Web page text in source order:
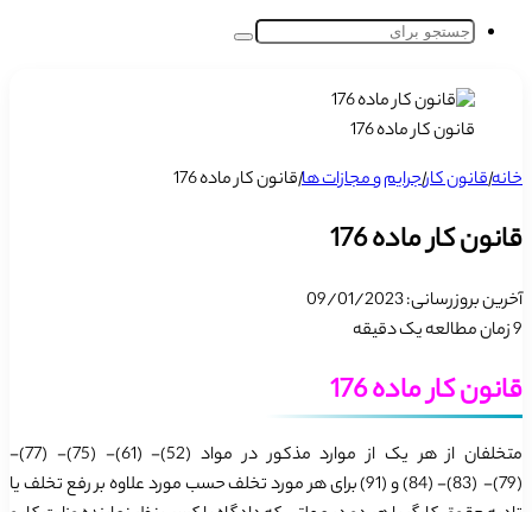
جستجو
قانون کار ماده 176
خانه|قانون کار|جرایم و مجازات ها|قانون کار ماده 176
قانون کار ماده 176
آخرین بروزرسانی: 09/01/2023
9زمان مطالعه یک دقیقه
قانون کار ماده 176
متخلفان از هر یک از موارد مذکور در مواد (52)- (61)- (75)- (77)-
(79)- (83)- (84) و (91) برای هر مورد تخلف حسب مورد علاوه بر رفع تخلف یا